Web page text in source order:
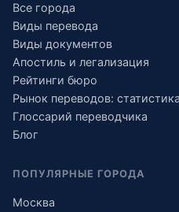
Все города
Виды перевода
Виды документов
Апостиль и легализация
Рейтинги бюро
Рынок переводов: статистика
Глоссарий переводчика
Блог
ПОПУЛЯРНЫЕ ГОРОДА
Москва